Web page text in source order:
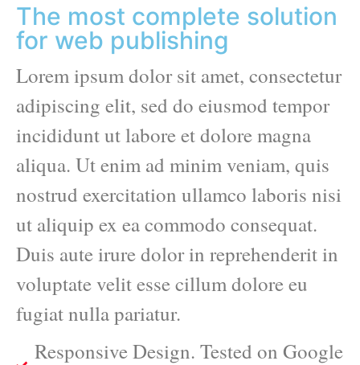
The most complete solution
for web publishing
Lorem ipsum dolor sit amet, consectetur
adipiscing elit, sed do eiusmod tempor
incididunt ut labore et dolore magna
aliqua. Ut enim ad minim veniam, quis
nostrud exercitation ullamco laboris nisi
ut aliquip ex ea commodo consequat.
Duis aute irure dolor in reprehenderit in
voluptate velit esse cillum dolore eu
fugiat nulla pariatur.
Responsive Design. Tested on Google